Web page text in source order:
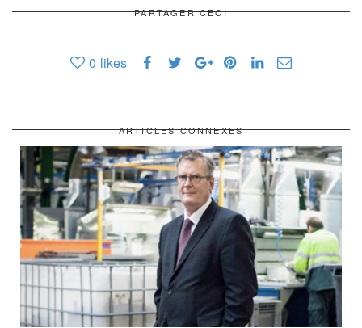
PARTAGER CECI
0 likes
ARTICLES CONNEXES